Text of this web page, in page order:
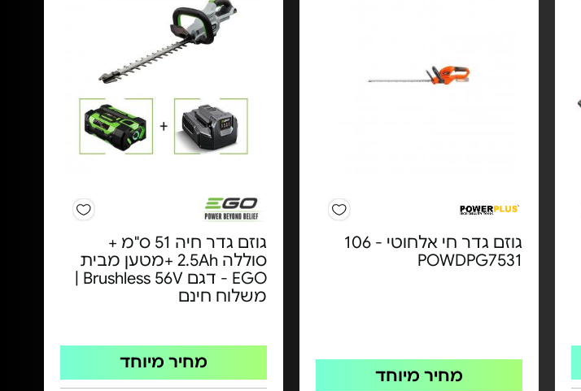
גוזם גדר חי אלחוטי - 106
POWDPG7531
מחיר מיוחד
גוזם גדר חיה 51 ס"מ +
סוללה 2.5Ah +מטען מבית
EGO - דגם Brushless 56V |
משלוח חינם
מחיר מיוחד